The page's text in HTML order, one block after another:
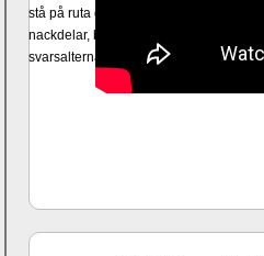
stå på ruta d1. Det förstnämnda
nackdelar, beroende på hur man ser
svarsalternativ 1 eller 2 i högerspalten